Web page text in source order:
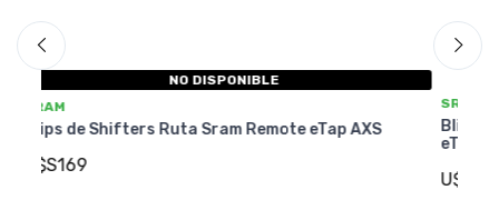
Blips de Shifters RUTA SRAM Remote